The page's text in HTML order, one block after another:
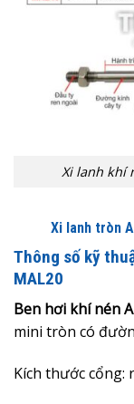
Xi lanh khí
Xi lanh tròn
Thông số kỹ
MAL20
Ben hơi khí nén
mini tròn có
Kích thước cổng: